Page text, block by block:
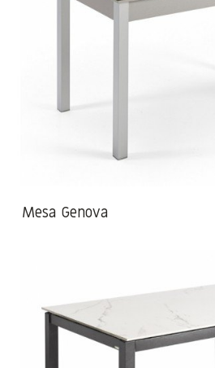
Mesa Genova